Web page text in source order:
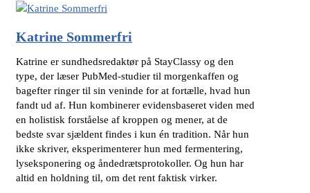
Katrine Sommerfri
Katrine er sundhedsredaktør på StayClassy og den
type, der læser PubMed-studier til morgenkaffen og
bagefter ringer til sin veninde for at fortælle, hvad hun
fandt ud af. Hun kombinerer evidensbaseret viden med
en holistisk forståelse af kroppen og mener, at de
bedste svar sjældent findes i kun én tradition. Når hun
ikke skriver, eksperimenterer hun med fermentering,
lyseksponering og åndedrætsprotokoller. Og hun har
altid en holdning til, om det rent faktisk virker.